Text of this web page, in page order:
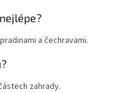
a čechravami.
zahrady.